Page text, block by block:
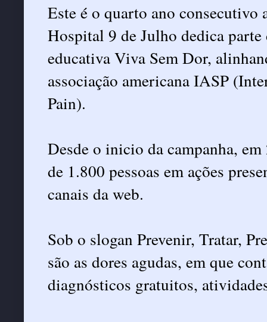
Este é o quarto ano consecutivo
Hospital 9 de Julho dedica parte
educativa Viva Sem Dor,
associação americana IASP
Pain).
Desde o inicio da campanha,
de 1.800 pessoas em ações
canais da web.
Sob o slogan Prevenir, Tratar,
são as dores agudas, em que
diagnósticos gratuitos,